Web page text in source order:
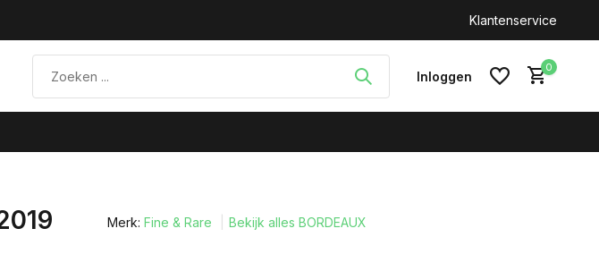
met ons op. Klantenservice
Inloggen
0
Merk: Fine & Rare Bekijk alles BORDEAUX